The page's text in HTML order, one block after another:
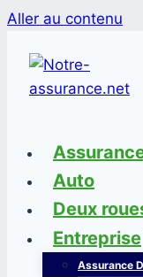
Aller au contenu
Auto
Deux
Entreprise
Assurance